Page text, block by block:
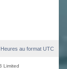
Heures au formatUTC
Limited